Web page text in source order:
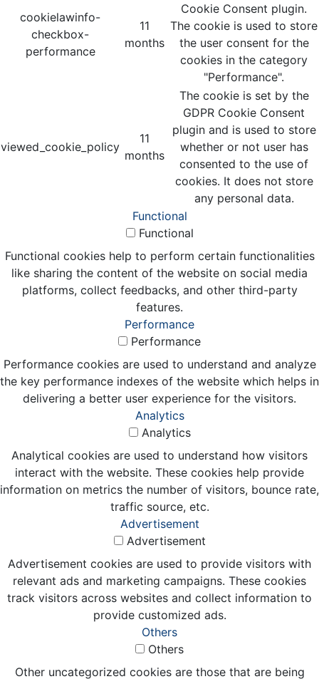
cookielawinfo-
checkbox-
performance
11
months
Cookie Consent plugin.
The cookie is used to store
the user consent for the
cookies in the category
"Performance".
viewed_cookie_policy
11
months
The cookie is set by the
GDPR Cookie Consent
plugin and is used to store
whether or not user has
consented to the use of
cookies. It does not store
any personal data.
Functional
Functional
Functional cookies help to perform certain functionalities
like sharing the content of the website on social media
platforms, collect feedbacks, and other third-party
features.
Performance
Performance
Performance cookies are used to understand and analyze
the key performance indexes of the website which helps in
delivering a better user experience for the visitors.
Analytics
Analytics
Analytical cookies are used to understand how visitors
interact with the website. These cookies help provide
information on metrics the number of visitors, bounce rate,
traffic source, etc.
Advertisement
Advertisement
Advertisement cookies are used to provide visitors with
relevant ads and marketing campaigns. These cookies
track visitors across websites and collect information to
provide customized ads.
Others
Others
Other uncategorized cookies are those that are being